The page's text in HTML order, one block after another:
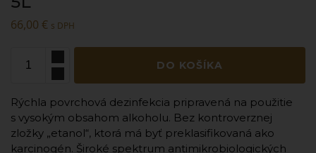
66,00 € s DPH
DO KOŠÍKA
Rýchla povrchová dezinfekcia pripravená na použitie
s vysokým obsahom alkoholu. Bez kontroverznej
zložky „etanol“, ktorá má byť preklasifikovaná ako
karcinogén. Široké spektrum antimikrobiologických